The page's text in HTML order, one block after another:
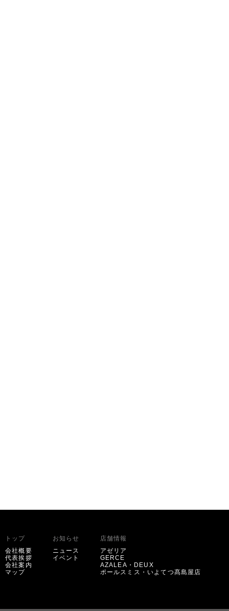
トップ
会社概要
代表挨拶
会社案内
マップ
お知らせ
ニュース
イベント
店舗情報
アゼリア
GERCE
AZALEA・DEUX
ポールスミス・いよてつ髙島屋店